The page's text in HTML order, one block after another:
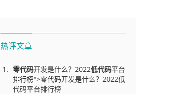
热评文章
零代码开发是什么？2022低代码平台
排行榜">零代码开发是什么？2022低
代码平台排行榜